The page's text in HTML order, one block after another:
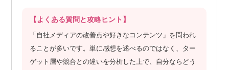
【よくある質問と攻略ヒント】
「自社メディアの改善点や好きなコンテンツ」を問われ
ることが多いです。単に感想を述べるのではなく、ター
ゲット層や競合との違いを分析した上で、自分ならどう